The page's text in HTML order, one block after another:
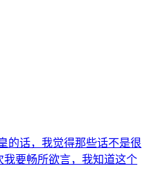
的话，我觉得那些话不是很
要畅所欲言，我知道这个